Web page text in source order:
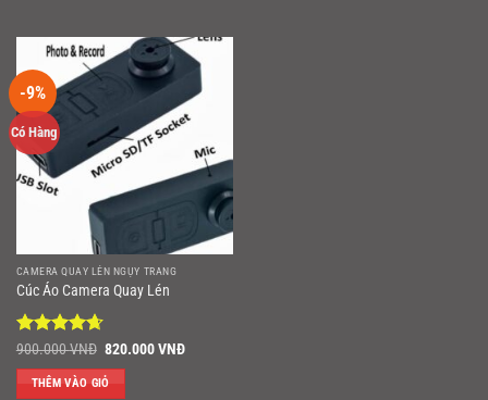
-9%
Có Hàng
CAMERA QUAY LÉN NGỤY TRANG
Cúc Áo Camera Quay Lén
Được xếp
hạng4.67
5 sao
900.000VNĐ Giá
là:
900.000 VNĐ.
820.000VNĐGiá
THÊM VÀO GIỎ